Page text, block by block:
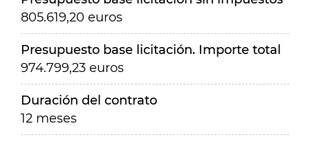
805.619,20 euros
Presupuesto base licitación. Importe total
974.799,23 euros
Duración del contrato
12 meses